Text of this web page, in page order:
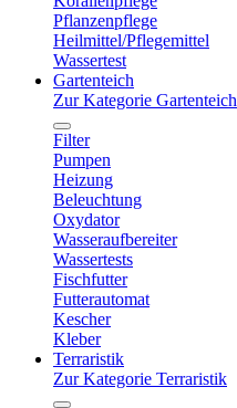
Pflanzenpflege
Heilmittel/Pflegemittel
Wassertest
Gartenteich
Zur Kategorie Gartenteich
Filter
Pumpen
Heizung
Beleuchtung
Oxydator
Wasseraufbereiter
Wassertests
Fischfutter
Futterautomat
Kescher
Kleber
Terraristik
Zur Kategorie Terraristik